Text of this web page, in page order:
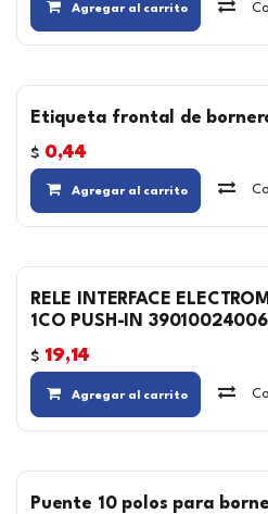
Agregar al carrito
Etiqueta frontal de
$ 0,44
Agregar al carrito
RELE INTERFACE
1CO PUSH-IN
$ 19,14
Agregar al carrito
Puente 10 polos para